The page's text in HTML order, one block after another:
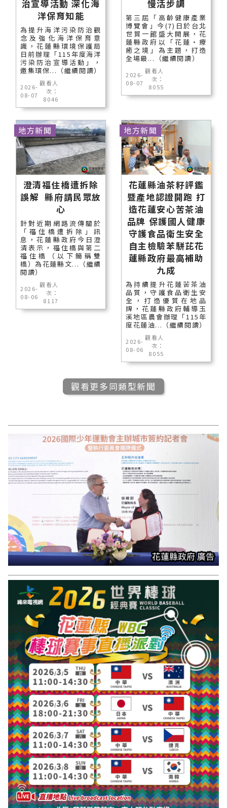
治宣導活動 深化海
洋保育知能
為提升海洋污染防治觀
念及強化海洋保育意
識，花蓮縣環境保護局
日前辦理「115年度海洋
污染防治宣導活動」，
邀集環保...（繼續閱讀）
2026-
08-07
觀看人
次：
8046
慢活步調
第三屆「高齡健康產業
博覽會」今(7)日於台北
世貿一館盛大開展，花
蓮縣政府以「花蓮‧療
癒之境」為主題，打造
全場最...（繼續閱讀）
2026-
08-07
觀看人
次：
8055
澄清福住橋遭拆除
誤解 縣府請民眾放
心
針對近期網路流傳關於
「福住橋遭拆除」訊
息，花蓮縣政府今日澄
清表示，福住橋與第二
福住橋（以下簡稱雙
橋）為花蓮縣文...（繼續
閱讀）
2026-
08-06
觀看人
次：
8117
地方新聞
花蓮縣油茶籽評鑑
暨產地認證開跑 打
造花蓮安心苦茶油
品牌 保護國人健康
守護食品衛生安全
自主檢驗苯駢芘花
蓮縣政府最高補助
九成
為持續提升花蓮苦茶油
品質，守護食品衛生安
全，打造優質在地品
牌，花蓮縣政府輔導玉
溪地區農會辦理「115年
度花蓮油...（繼續閱讀）
2026-
08-06
觀看人
次：
8055
地方新聞
觀看更多同類型新聞